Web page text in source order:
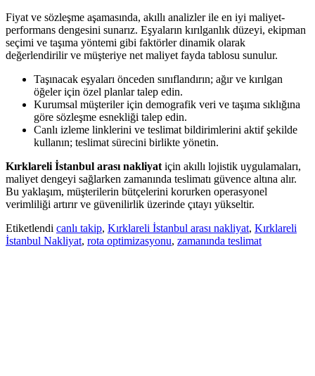
Fiyat ve sözleşme aşamasında, akıllı analizler ile en iyi maliyet-
performans dengesini sunarız. Eşyaların kırılganlık düzeyi, ekipman
seçimi ve taşıma yöntemi gibi faktörler dinamik olarak
değerlendirilir ve müşteriye net maliyet fayda tablosu sunulur.
Taşınacak eşyaları önceden sınıflandırın; ağır ve kırılgan
öğeler için özel planlar talep edin.
Kurumsal müşteriler için demografik veri ve taşıma sıklığına
göre sözleşme esnekliği talep edin.
Canlı izleme linklerini ve teslimat bildirimlerini aktif şekilde
kullanın; teslimat sürecini birlikte yönetin.
Kırklareli İstanbul arası nakliyat için akıllı lojistik uygulamaları,
maliyet dengeyi sağlarken zamanında teslimatı güvence altına alır.
Bu yaklaşım, müşterilerin bütçelerini korurken operasyonel
verimliliği artırır ve güvenilirlik üzerinde çıtayı yükseltir.
Etiketlendi canlı takip, Kırklareli İstanbul arası nakliyat, Kırklareli
İstanbul Nakliyat, rota optimizasyonu, zamanında teslimat